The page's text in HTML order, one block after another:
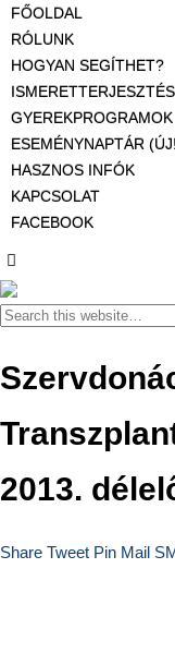
FŐOLDAL
RÓLUNK
HOGYAN SEGÍTHET?
ISMERETTERJESZTÉS
GYEREKPROGRAMOK
ESEMÉNYNAPTÁR
HASZNOS INFÓK
KAPCSOLAT
FACEBOOK
2013.
Share Tweet Pin Mail